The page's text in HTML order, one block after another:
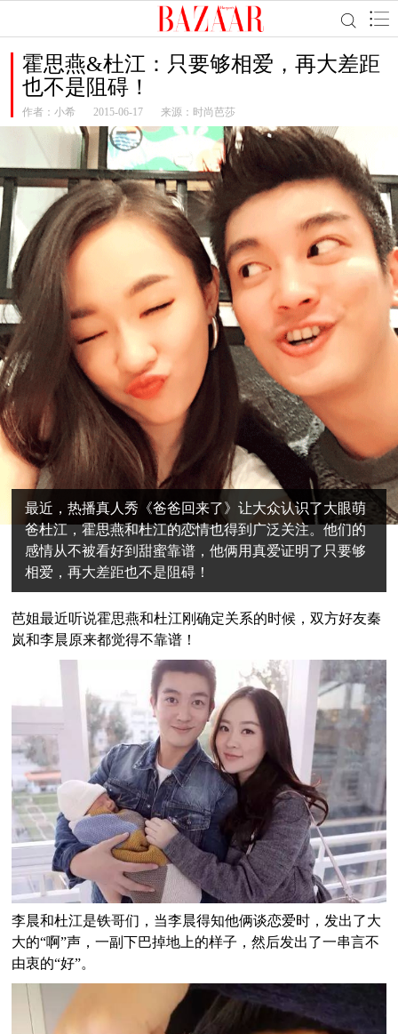
霍思燕&杜江：只要够相爱，再大差距
也不是阻碍！
作者： 小希 2015-06-17 来源：时尚芭莎
最近，热播真人秀《爸爸回来了》让大众认识了大眼萌
爸杜江，霍思燕和杜江的恋情也得到广泛关注。他们的
感情从不被看好到甜蜜靠谱，他俩用真爱证明了只要够
相爱，再大差距也不是阻碍！
芭姐最近听说霍思燕和杜江刚确定关系的时候，双方好友秦
岚和李晨原来都觉得不靠谱！
李晨和杜江是铁哥们，当李晨得知他俩谈恋爱时，发出了大
大的“啊”声，一副下巴掉地上的样子，然后发出了一串言不
由衷的“好”。